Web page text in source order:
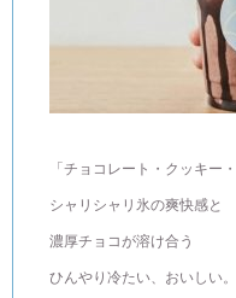
「チョコレート・クッキー
シャリシャリ氷の爽快感と
濃厚チョコが溶け合う
ひんやり冷たい、おいしい。